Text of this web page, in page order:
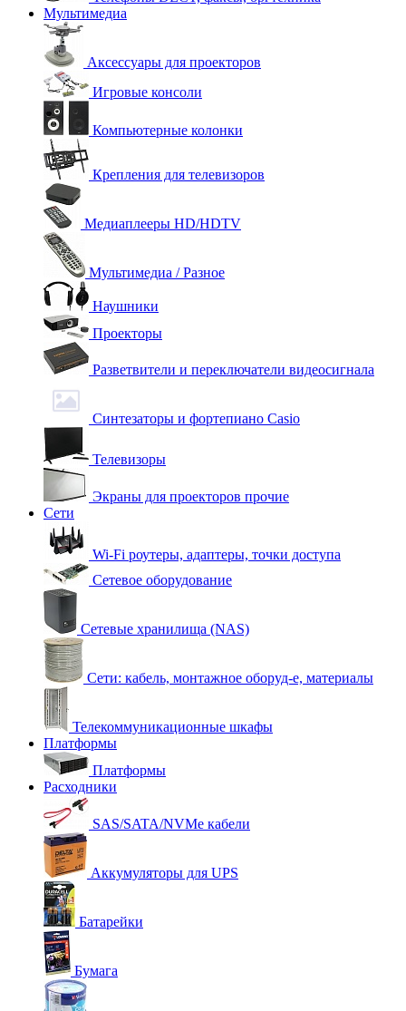
Мультимедиа
Аксессуары для проекторов
Игровые консоли
Компьютерные колонки
Крепления для телевизоров
Медиаплееры HD/HDTV
Мультимедиа / Разное
Наушники
Проекторы
Разветвители и переключатели видеосигнала
Синтезаторы и фортепиано Casio
Телевизоры
Экраны для проекторов прочие
Сети
Wi-Fi роутеры, адаптеры, точки доступа
Сетевое оборудование
Сетевые хранилища (NAS)
Сети: кабель, монтажное оборуд-е, материалы
Телекоммуникационные шкафы
Платформы
Платформы
Расходники
SAS/SATA/NVMe кабели
Аккумуляторы для UPS
Батарейки
Бумага